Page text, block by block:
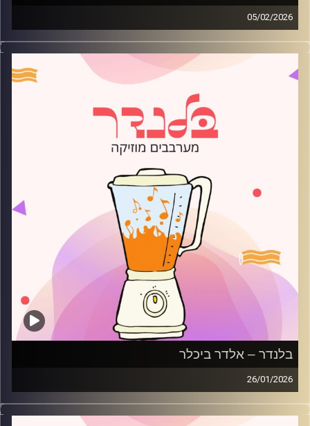
05/02/2026
מוזיקה רגועה לפתוח איתה את הבוקר בהגשת ליהי הירש
קרדיט תמונות:
AudioVersity
בלנדר – אלדר ביכלר
26/01/2026
מוזיקה רגועה לפתוח איתה את הבוקר בהגשת אלדר ביכלר